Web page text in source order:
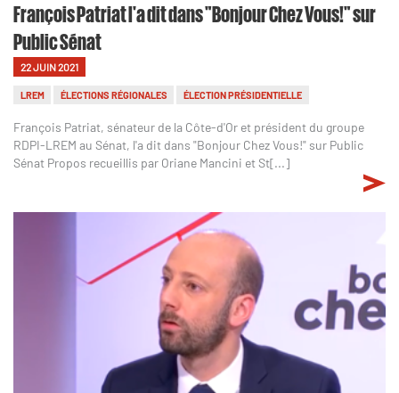
François Patriat l'a dit dans "Bonjour Chez Vous!" sur
Public Sénat
22 JUIN 2021
LREM ÉLECTIONS RÉGIONALES ÉLECTION PRÉSIDENTIELLE
François Patriat, sénateur de la Côte-d'Or et président du groupe
RDPI-LREM au Sénat, l'a dit dans "Bonjour Chez Vous!" sur Public
Sénat Propos recueillis par Oriane Mancini et St[...]